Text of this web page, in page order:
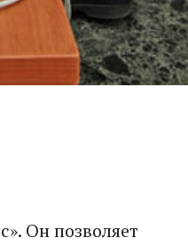
Он позволяет